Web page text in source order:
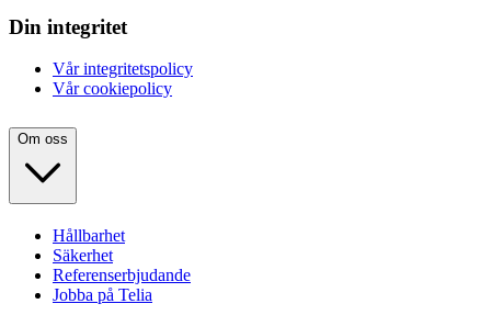
Din integritet
Vår integritetspolicy
Vår cookiepolicy
Om oss
Hållbarhet
Säkerhet
Referenserbjudande
Jobba på Telia